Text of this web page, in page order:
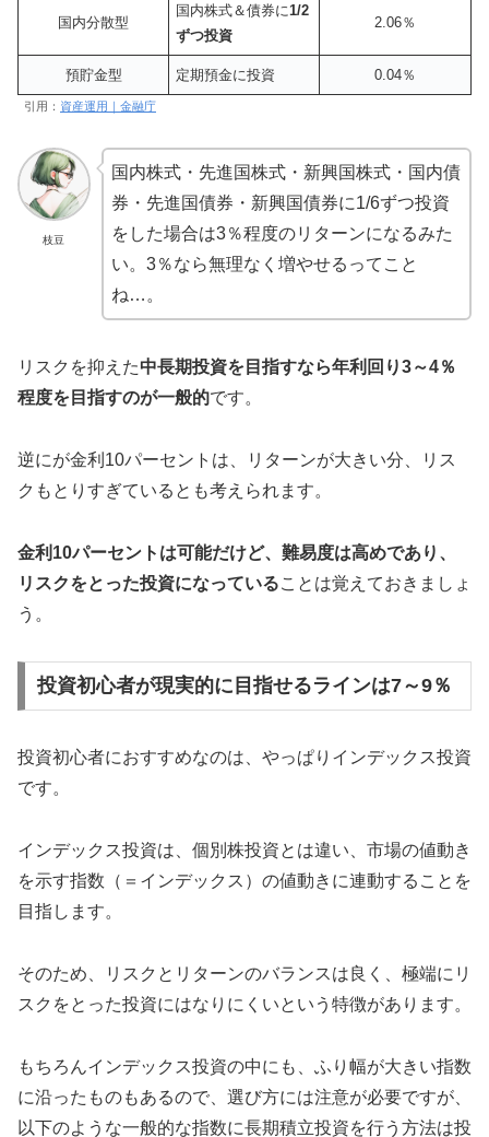
国内分散型
国内株式＆債券に 1/2
ずつ投資
2.06％
預貯金型 定期預金に投資 0.04％
引用： 資産運用｜金融庁
枝豆
国内株式・先進国株式・新興国株式・国内債
券・先進国債券・新興国債券に1/6ずつ投資
をした場合は3％程度のリターンになるみた
い。3％なら無理なく増やせるってこと
ね…。
リスクを抑えた中長期投資を目指すなら年利回り3～4％
程度を目指すのが一般的です。
逆にが金利10パーセントは、リターンが大きい分、リス
クもとりすぎているとも考えられます。
金利10パーセントは可能だけど、難易度は高めであり、
リスクをとった投資になっていることは覚えておきましょ
う。
投資初心者が現実的に目指せるラインは7～9％
投資初心者におすすめなのは、やっぱりインデックス投資
です。
インデックス投資は、個別株投資とは違い、市場の値動き
を示す指数（＝インデックス）の値動きに連動することを
目指します。
そのため、リスクとリターンのバランスは良く、極端にリ
スクをとった投資にはなりにくいという特徴があります。
もちろんインデックス投資の中にも、ふり幅が大きい指数
に沿ったものもあるので、選び方には注意が必要ですが、
以下のような一般的な指数に長期積立投資を行う方法は投